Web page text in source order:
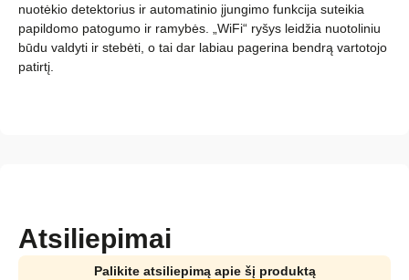
nuotėkio detektorius ir automatinio įjungimo funkcija suteikia
papildomo patogumo ir ramybės. „WiFi“ ryšys leidžia nuotoliniu
būdu valdyti ir stebėti, o tai dar labiau pagerina bendrą vartotojo
patirtį.
Atsiliepimai
Palikite atsiliepimą apie šį produktą